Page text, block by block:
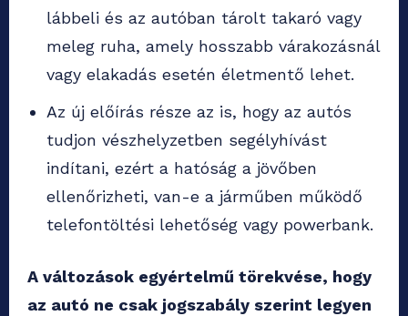
lábbeli és az autóban tárolt takaró vagy
meleg ruha, amely hosszabb várakozásnál
vagy elakadás esetén életmentő lehet.
Az új előírás része az is, hogy az autós
tudjon vészhelyzetben segélyhívást
indítani, ezért a hatóság a jövőben
ellenőrizheti, van-e a járműben működő
telefontöltési lehetőség vagy powerbank.
A változások egyértelmű törekvése, hogy
az autó ne csak jogszabály szerint legyen